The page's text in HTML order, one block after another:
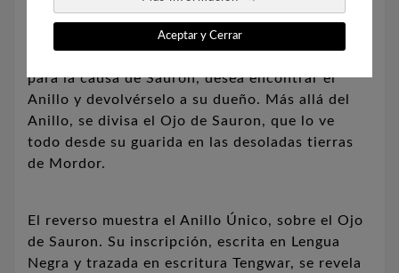
Aceptar y Cerrar
Gollum, enloquecido por el poder del Anillo,
intentará apoderarse de él por cualquier medio.
para la causa de Sauron, desea encontrar el
Anillo y devolvérselo a su dueño.
Más allá del
Anillo, se divisa el Ojo de Sauron, que lo ve
todo desde su guarida en las desoladas tierras
de Mordor.
El reverso muestra el Anillo Único, sobre el Ojo
de Sauron. Su inscripción, escrita en Lengua
Negra y trazada en escritura Tengwar, se revela